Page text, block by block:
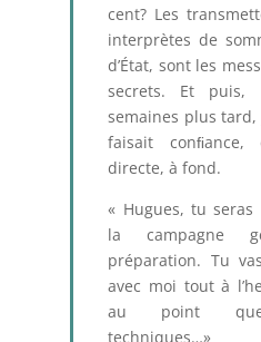
cent? Les
interprètes de
d’État, sont les
secrets. Et
semaines plus tard,
faisait
directe, à fond.
« Hugues, tu
la campagne
préparation. Tu
avec moi tout à
au point
techniques…»